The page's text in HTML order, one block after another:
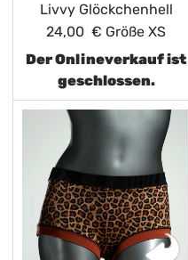
Livvy Glöckchenhell
24,00 € Größe XS
Der Onlineverkauf ist
geschlossen.